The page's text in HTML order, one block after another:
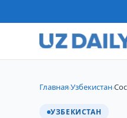
Главная›Узбекистан›
УЗБЕКИСТАН